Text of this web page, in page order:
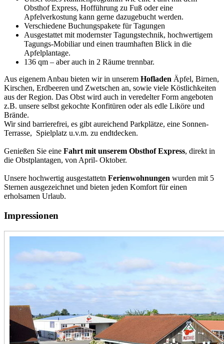
Obsthof Express, Hofführung zu Fuß oder eine
Apfelverkostung kann gerne dazugebucht werden.
Verschiedene Buchungspakete für Tagungen
Ausgestattet mit modernster Tagungstechnik, hochwertigem
Tagungs-Mobiliar und einen traumhaften Blick in die
Apfelplantage.
136 qm – aber auch in 2 Räume trennbar.
Aus eigenem Anbau bieten wir in unserem Hofladen Äpfel, Birnen,
Kirschen, Erdbeeren und Zwetschen an, sowie viele Köstlichkeiten
aus der Region. Das Obst wird auch in veredelter Form angeboten
z.B. unsere selbst gekochte Konfitüren oder als edle Liköre und
Brände.
Wir sind barrierefrei, es gibt aureichend Parkplätze, eine Sonnen-
Terrasse, Spielplatz u.v.m. zu endtdecken.
Genießen Sie eine Fahrt mit unserem Obsthof Express, direkt in
die Obstplantagen, von April- Oktober.
Unsere hochwertig ausgestattetn Ferienwohnungen wurden mit 5
Sternen ausgezeichnet und bieten jeden Komfort für einen
erholsamen Urlaub.
Impressionen